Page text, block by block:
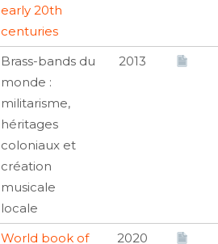
early 20th
centuries
Brass-bands du
monde :
militarisme,
héritages
coloniaux et
création
musicale
locale
2013
World book of 2020